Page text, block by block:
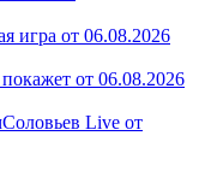
игра от 06.08.2026
от 06.08.2026
Соловьев Live от